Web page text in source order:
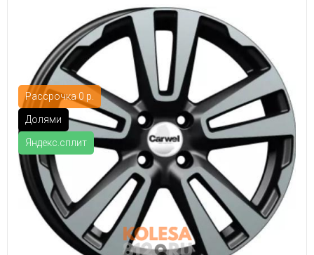
Рассрочка 0 р.
Долями
Яндекс.сплит